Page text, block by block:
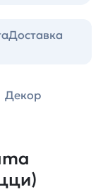
Доставка
Декор